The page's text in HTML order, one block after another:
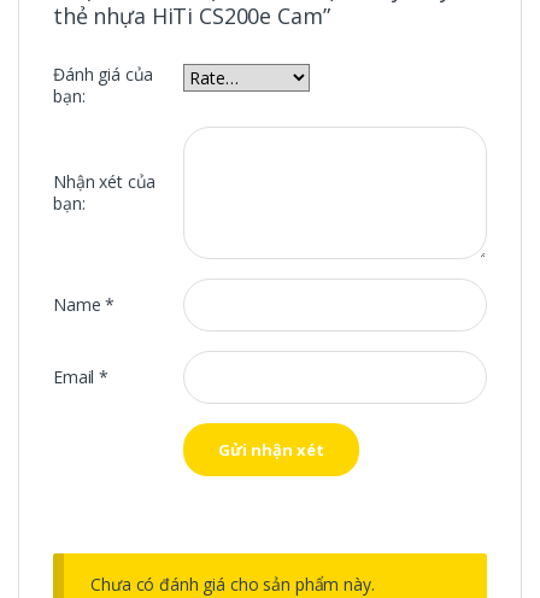
thẻ nhựa HiTi CS200e Cam”
Đánh giá của
bạn:
Nhận xét của
bạn:
Name*
Email*
Chưa có đánh giá cho sản phẩm này.